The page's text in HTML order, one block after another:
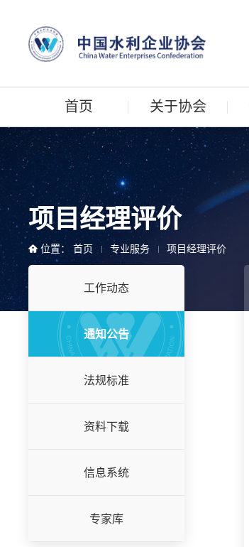
首页 关于协会
项目经理评价
位置： 首页 专业服务 项目经理评价
工作动态
通知公告
法规标准
资料下载
信息系统
专家库